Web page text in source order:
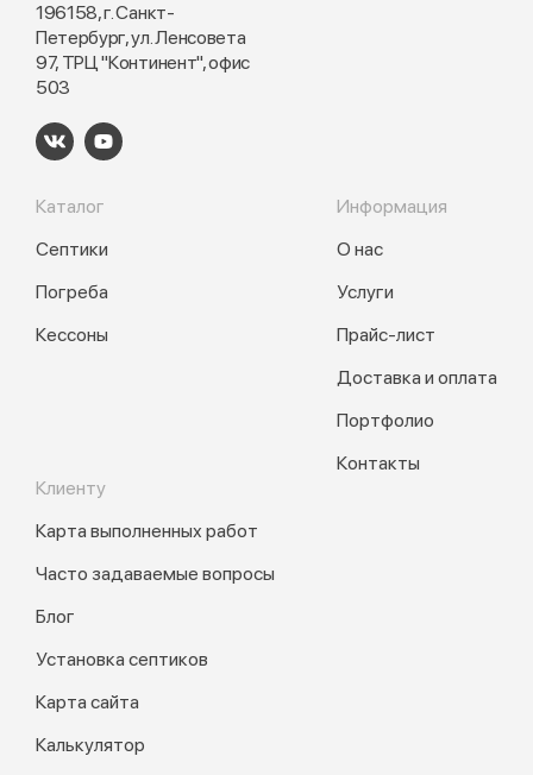
196158, г. Санкт-
Петербург, ул. Ленсовета
97, ТРЦ "Континент", офис
503
Каталог
Септики
Погреба
Кессоны
Информация
О нас
Услуги
Прайс-лист
Доставка и оплата
Портфолио
Контакты
Клиенту
Карта выполненных работ
Часто задаваемые вопросы
Блог
Установка септиков
Карта сайта
Калькулятор